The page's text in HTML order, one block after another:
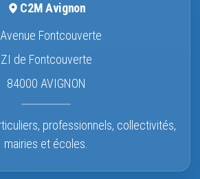
C2M Avignon
Fontcouverte
ZI de Fontcouverte
84000 AVIGNON
professionnels, collectivités,
mairies et écoles.